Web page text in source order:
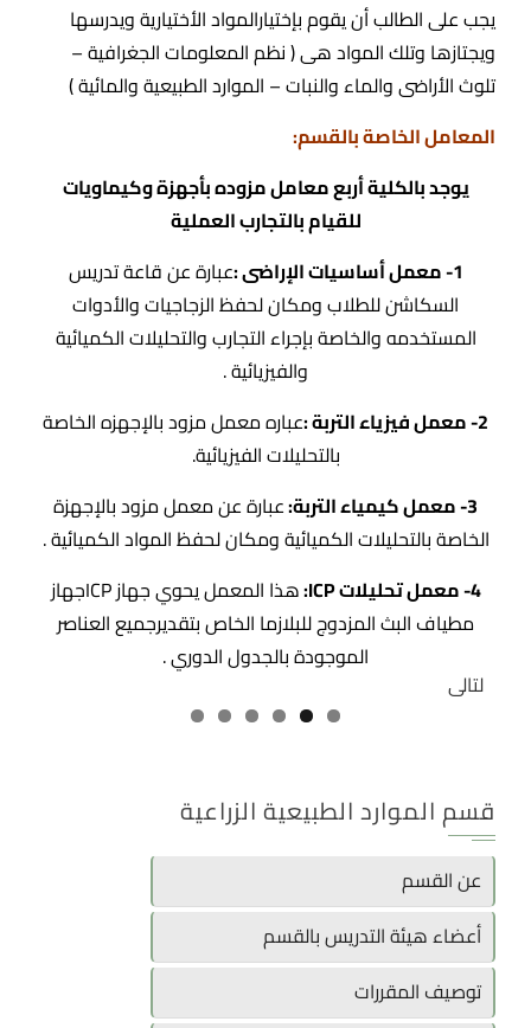
يجب على الطالب أن يقوم بإختيارالمواد الأختيارية ويدرسها
ويجتازها وتلك المواد هى ( نظم المعلومات الجغرافية –
تلوث الأراضى والماء والنبات – الموارد الطبيعية والمائية )
المعامل الخاصة بالقسم:
يوجد بالكلية أربع معامل مزوده بأجهزة وكيماويات
للقيام بالتجارب العملية
1- معمل أساسيات الإراضى :
عبارة عن قاعة تدريس
السكاشن للطلاب ومكان لحفظ الزجاجيات والأدوات
المستخدمه والخاصة بإجراء التجارب والتحليلات الكميائية
والفيزيائية .
2- معمل فيزياء التربة :
عباره معمل مزود بالإجهزه الخاصة
بالتحليلات الفيزيائية.
3- معمل كيمياء التربة:
عبارة عن معمل مزود بالإجهزة
الخاصة بالتحليلات الكميائية ومكان لحفظ المواد الكميائية .
4- معمل تحليلات
ICP
:
هذا المعمل يحوي جهاز ICPجهاز
مطياف البث المزدوج للبلازما الخاص بتقديرجميع العناصر
الموجودة بالجدول الدوري .
التالى
قسم الموارد الطبيعية الزراعية
عن القسم
أعضاء هيئة التدريس بالقسم
توصيف المقررات